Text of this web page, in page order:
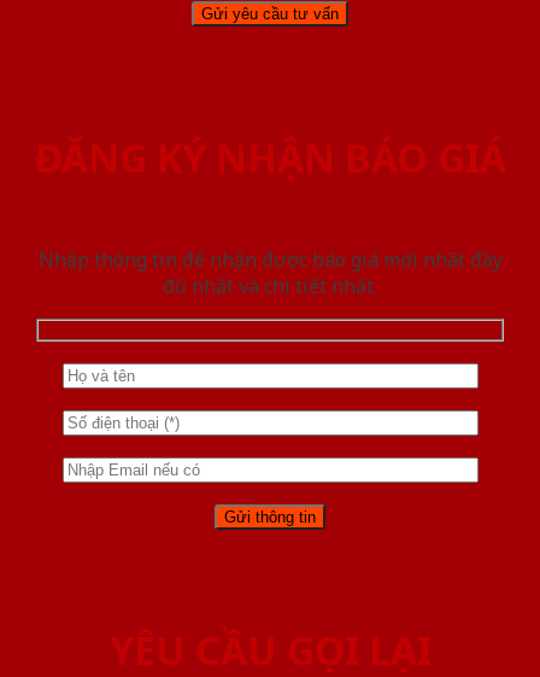
ĐĂNG KÝ NHẬN BÁO GIÁ
Nhập thông tin để nhận được báo giá mới nhât đầy
đủ nhất và chi tiết nhất.
YÊU CẦU GỌI LẠI